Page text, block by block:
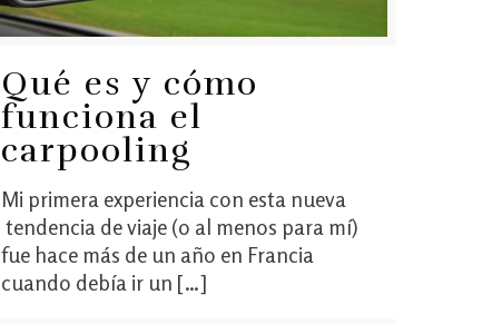
Qué es y cómo
funciona el
carpooling
Mi primera experiencia con esta nueva
tendencia de viaje (o al menos para mí)
fue hace más de un año en Francia
cuando debía ir un […]